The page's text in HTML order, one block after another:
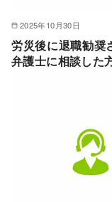
2025年10月30日
労災後に退職勧奨
弁護士に相談した